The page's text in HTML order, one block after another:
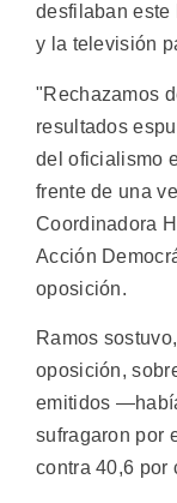
desfilaban este
y la televisión
"Rechazamos
resultados
del oficialismo
frente de una
Coordinadora
Acción
oposición.
Ramos
oposición,
emitidos
sufragaron por
contra 40,6 por